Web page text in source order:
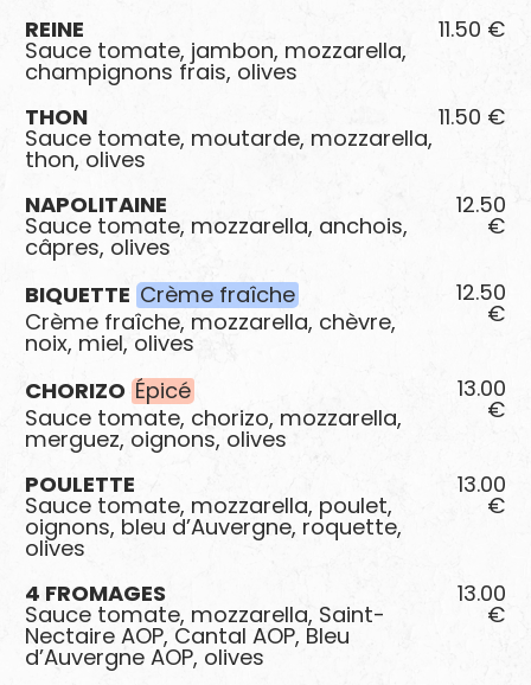
REINE
Sauce tomate, jambon, mozzarella,
champignons frais, olives
11.50 €
THON
Sauce tomate, moutarde, mozzarella,
thon, olives
11.50 €
NAPOLITAINE
Sauce tomate, mozzarella, anchois,
câpres, olives
12.50
€
BIQUETTE Crème fraîche
Crème fraîche, mozzarella, chèvre,
noix, miel, olives
12.50
€
CHORIZO Épicé
Sauce tomate, chorizo, mozzarella,
merguez, oignons, olives
13.00
€
POULETTE
Sauce tomate, mozzarella, poulet,
oignons, bleu d’Auvergne, roquette,
olives
13.00
€
4 FROMAGES
Sauce tomate, mozzarella, Saint-
Nectaire AOP, Cantal AOP, Bleu
d’Auvergne AOP, olives
13.00
€